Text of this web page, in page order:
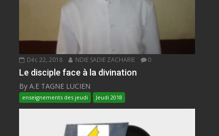
Déc 22, 2018 NDIE SADIE ZACHARIE 0
Le disciple face à la divination
By A.E TAGNE LUCIEN
enseignements des jeudi Jeudi 2018